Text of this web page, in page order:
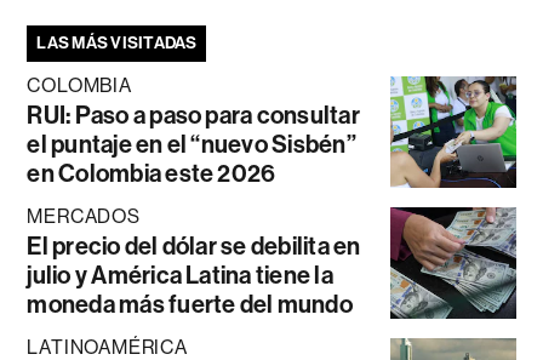
LAS MÁS VISITADAS
COLOMBIA
RUI: Paso a paso para consultar
el puntaje en el “nuevo Sisbén”
en Colombia este 2026
MERCADOS
El precio del dólar se debilita en
julio y América Latina tiene la
moneda más fuerte del mundo
LATINOAMÉRICA